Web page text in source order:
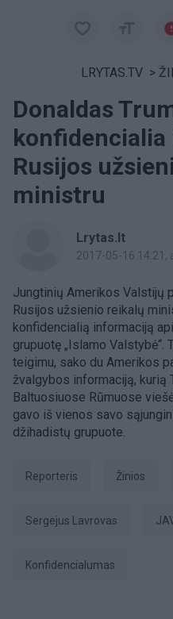
LRYTAS.TV >
Donaldas
Rusijos
ministru
Lrytas.lt
2017-05-16 14:21 ,
Jungtinių Amerikos Valstijų
Rusijos užsienio reikalų
konfidencialią informaciją
grupuotę „Islamo
teigimu, sako du Amerikos
žvalgybos informaciją, kurią
Baltuosiuose Rūmuose
gavo iš vienos savo
džihadistų grupuote.
Reporteris Žinios
Sergejus Lavrovas
konfidencialumas